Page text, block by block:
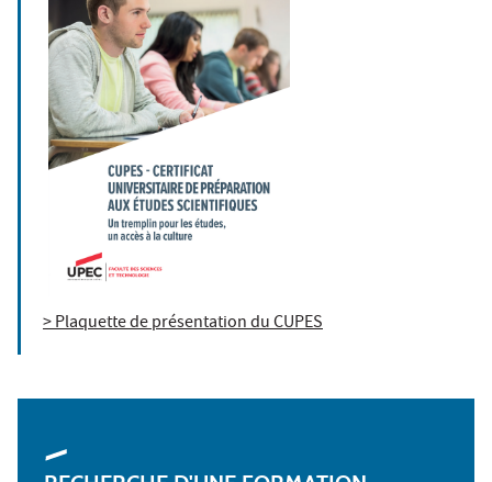
> Plaquette de présentation du CUPES